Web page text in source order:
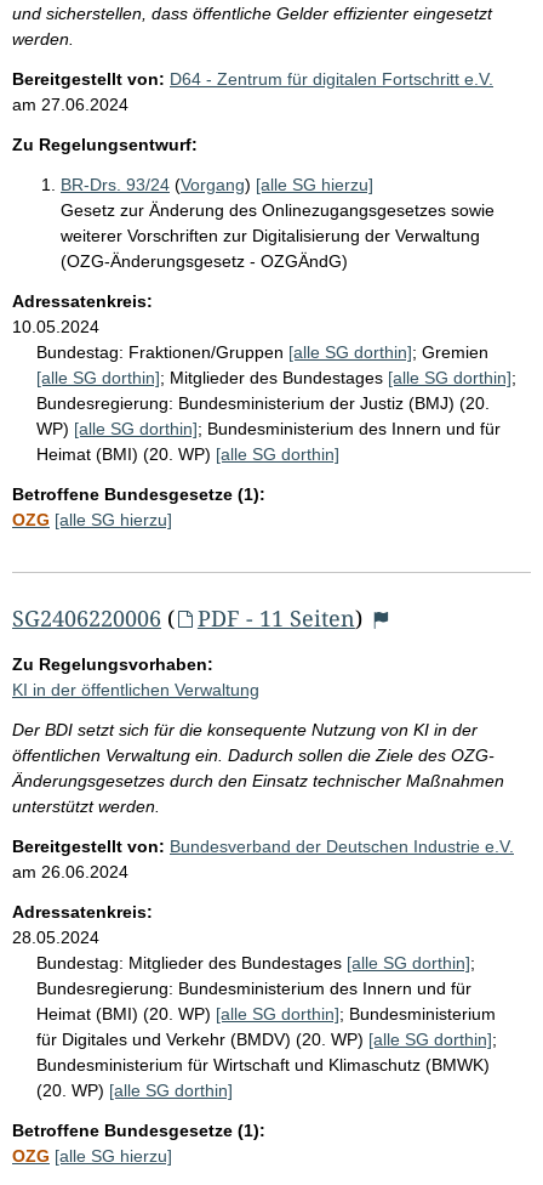
und sicherstellen, dass öffentliche Gelder effizienter eingesetzt
werden.
Bereitgestellt von: D64 - Zentrum für digitalen Fortschritt e.V.
am 27.06.2024
Zu Regelungsentwurf:
BR-Drs. 93/24 (Vorgang) [alle SG hierzu]
Gesetz zur Änderung des Onlinezugangsgesetzes sowie
weiterer Vorschriften zur Digitalisierung der Verwaltung
(OZG-Änderungsgesetz - OZGÄndG)
Adressatenkreis:
10.05.2024
Bundestag: Fraktionen/Gruppen [alle SG dorthin]; Gremien
[alle SG dorthin]; Mitglieder des Bundestages [alle SG dorthin];
Bundesregierung: Bundesministerium der Justiz (BMJ) (20.
WP) [alle SG dorthin]; Bundesministerium des Innern und für
Heimat (BMI) (20. WP) [alle SG dorthin]
Betroffene Bundesgesetze (1):
OZG [alle SG hierzu]
SG2406220006 ( PDF - 11 Seiten)
Zu Regelungsvorhaben:
KI in der öffentlichen Verwaltung
Der BDI setzt sich für die konsequente Nutzung von KI in der
öffentlichen Verwaltung ein. Dadurch sollen die Ziele des OZG-
Änderungsgesetzes durch den Einsatz technischer Maßnahmen
unterstützt werden.
Bereitgestellt von: Bundesverband der Deutschen Industrie e.V.
am 26.06.2024
Adressatenkreis:
28.05.2024
Bundestag: Mitglieder des Bundestages [alle SG dorthin];
Bundesregierung: Bundesministerium des Innern und für
Heimat (BMI) (20. WP) [alle SG dorthin]; Bundesministerium
für Digitales und Verkehr (BMDV) (20. WP) [alle SG dorthin];
Bundesministerium für Wirtschaft und Klimaschutz (BMWK)
(20. WP) [alle SG dorthin]
Betroffene Bundesgesetze (1):
OZG [alle SG hierzu]